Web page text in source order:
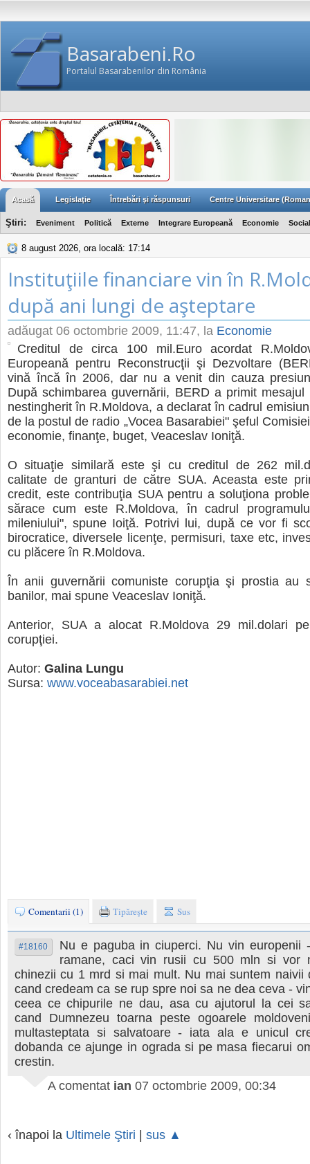
Basarabeni.Ro
Portalul Basarabenilor din România
Acasă Legislaţie Întrebări şi răspunsuri Centre Universitare
Ştiri: Eveniment Politică Externe Integrare Europeană Economie Social
8 august 2026, ora locală: 17:14
Instituţiile financiare vin în
după ani lungi de aşteptare
adăugat 06 octombrie 2009, 11:47, la Economie
Creditul de circa 100 mil.Euro acordat
Europeană pentru Reconstrucţii şi Dezvoltare
vină încă în 2006, dar nu a venit din cauza
După schimbarea guvernării, BERD a primit
nestingherit în R.Moldova, a declarat în cadrul
de la postul de radio „Vocea Basarabiei" şeful
economie, finanţe, buget, Veaceslav Ioniţă.
O situaţie similară este şi cu creditul de 262
calitate de granturi de către SUA. Aceasta este
credit, este contribuţia SUA pentru a soluţiona
sărace cum este R.Moldova, în cadrul
mileniului", spune Ioiţă. Potrivi lui, după ce vor fi
birocratice, diversele licenţe, permisuri, taxe etc,
cu plăcere în R.Moldova.
În anii guvernării comuniste corupţia şi prostia au
banilor, mai spune Veaceslav Ioniţă.
Anterior, SUA a alocat R.Moldova 29 mil.dolari
corupţiei.
Autor: Galina Lungu
Sursa: www.voceabasarabiei.net
Comentarii (1) Tipăreşte Sus
#18160
Nu e paguba in ciuperci. Nu vin europenii
ramane, caci vin rusii cu 500 mln si vor
chinezii cu 1 mrd si mai mult. Nu mai suntem naivii
cand credeam ca se rup spre noi sa ne dea ceva -
ceea ce chipurile ne dau, asa cu ajutorul la cei
cand Dumnezeu toarna peste ogoarele
multasteptata si salvatoare - iata ala e unicul
dobanda ce ajunge in ograda si pe masa fiecarui
crestin.
A comentat ian 07 octombrie 2009, 00:34
‹ înapoi la Ultimele Ştiri sus ▲